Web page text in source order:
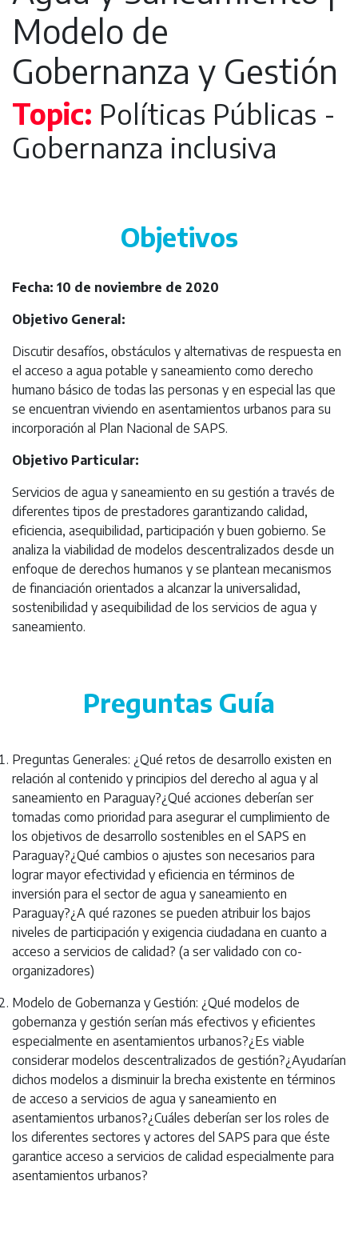
Gestión
Modelo de
Gobernanza y Gestión
Topic: Políticas Públicas -
Gobernanza inclusiva
Objetivos
Fecha: 10 de noviembre de 2020
Objetivo General:
Discutir desafíos, obstáculos y alternativas de respuesta en
el acceso a agua potable y saneamiento como derecho
humano básico de todas las personas y en especial las que
se encuentran viviendo en asentamientos urbanos para su
incorporación al Plan Nacional de SAPS.
Objetivo Particular:
Servicios de agua y saneamiento en su gestión a través de
diferentes tipos de prestadores garantizando calidad,
eficiencia, asequibilidad, participación y buen gobierno. Se
analiza la viabilidad de modelos descentralizados desde un
enfoque de derechos humanos y se plantean mecanismos
de financiación orientados a alcanzar la universalidad,
sostenibilidad y asequibilidad de los servicios de agua y
saneamiento.
Preguntas Guía
Preguntas Generales: ¿Qué retos de desarrollo existen en
relación al contenido y principios del derecho al agua y al
saneamiento en Paraguay?¿Qué acciones deberían ser
tomadas como prioridad para asegurar el cumplimiento de
los objetivos de desarrollo sostenibles en el SAPS en
Paraguay?¿Qué cambios o ajustes son necesarios para
lograr mayor efectividad y eficiencia en términos de
inversión para el sector de agua y saneamiento en
Paraguay?¿A qué razones se pueden atribuir los bajos
niveles de participación y exigencia ciudadana en cuanto a
acceso a servicios de calidad? (a ser validado con co-
organizadores)
Modelo de Gobernanza y Gestión: ¿Qué modelos de
gobernanza y gestión serían más efectivos y eficientes
especialmente en asentamientos urbanos?¿Es viable
considerar modelos descentralizados de gestión?¿Ayudarían
dichos modelos a disminuir la brecha existente en términos
de acceso a servicios de agua y saneamiento en
asentamientos urbanos?¿Cuáles deberían ser los roles de
los diferentes sectores y actores del SAPS para que éste
garantice acceso a servicios de calidad especialmente para
asentamientos urbanos?